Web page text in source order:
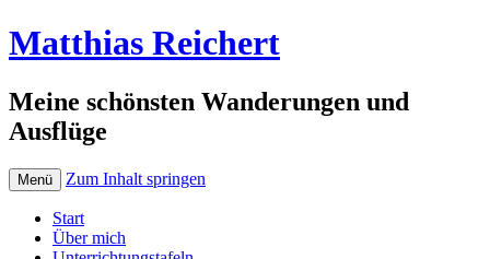
Matthias Reichert
Meine schönsten Wanderungen und
Ausflüge
Menü Zum Inhalt springen
Start
Über mich